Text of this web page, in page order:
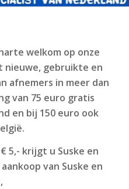
welkom op onze
gebruikte en
afnemers in meer dan
van 75 euro gratis
en bij 150 euro ook
5,- krijgt u Suske en
van Suske en
u stickers,